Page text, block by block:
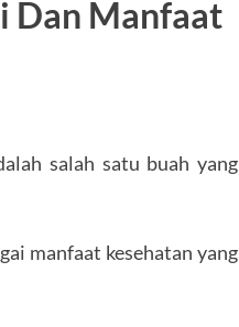
Dan Manfaat
salah satu buah yang
manfaat kesehatan yang